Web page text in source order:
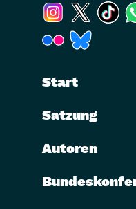
(Link öffnet ein
(Link
(Link öffnet ein
Start
Satzung
Autoren